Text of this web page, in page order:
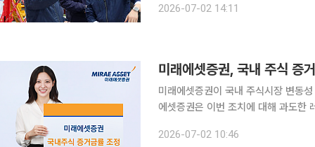
보호를 위해 리조트 내 중대위험 발
2026-07-02 14:11
미래에셋증권, 국내 주식 증
미래에셋증권이 국내 주식시장 변동성
에셋증권은 이번 조치에 대해 과도한
이 급증했다. 지난해 1월부터 올해 3
2026-07-02 10:46